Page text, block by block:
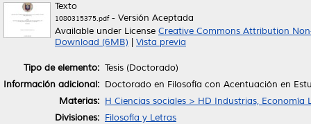
Texto
1080315375.pdf- Versión Aceptada
Available under License Creative Commons Attribution
Download (6MB)
Vista previa
Tipo de elemento: Tesis (Doctorado)
Información adicional: Doctorado en Filosofía con Acentuación en
Materias: H Ciencias sociales > HD Industrias, Economía
Divisiones: Filosofía y Letras